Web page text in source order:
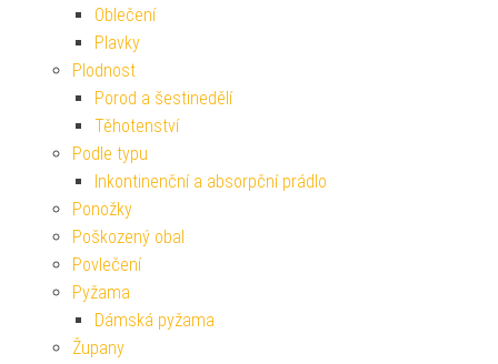
Oblečení
Plavky
Plodnost
Porod a šestinedělí
Těhotenství
Podle typu
Inkontinenční a absorpční prádlo
Ponožky
Poškozený obal
Povlečení
Pyžama
Dámská pyžama
Župany